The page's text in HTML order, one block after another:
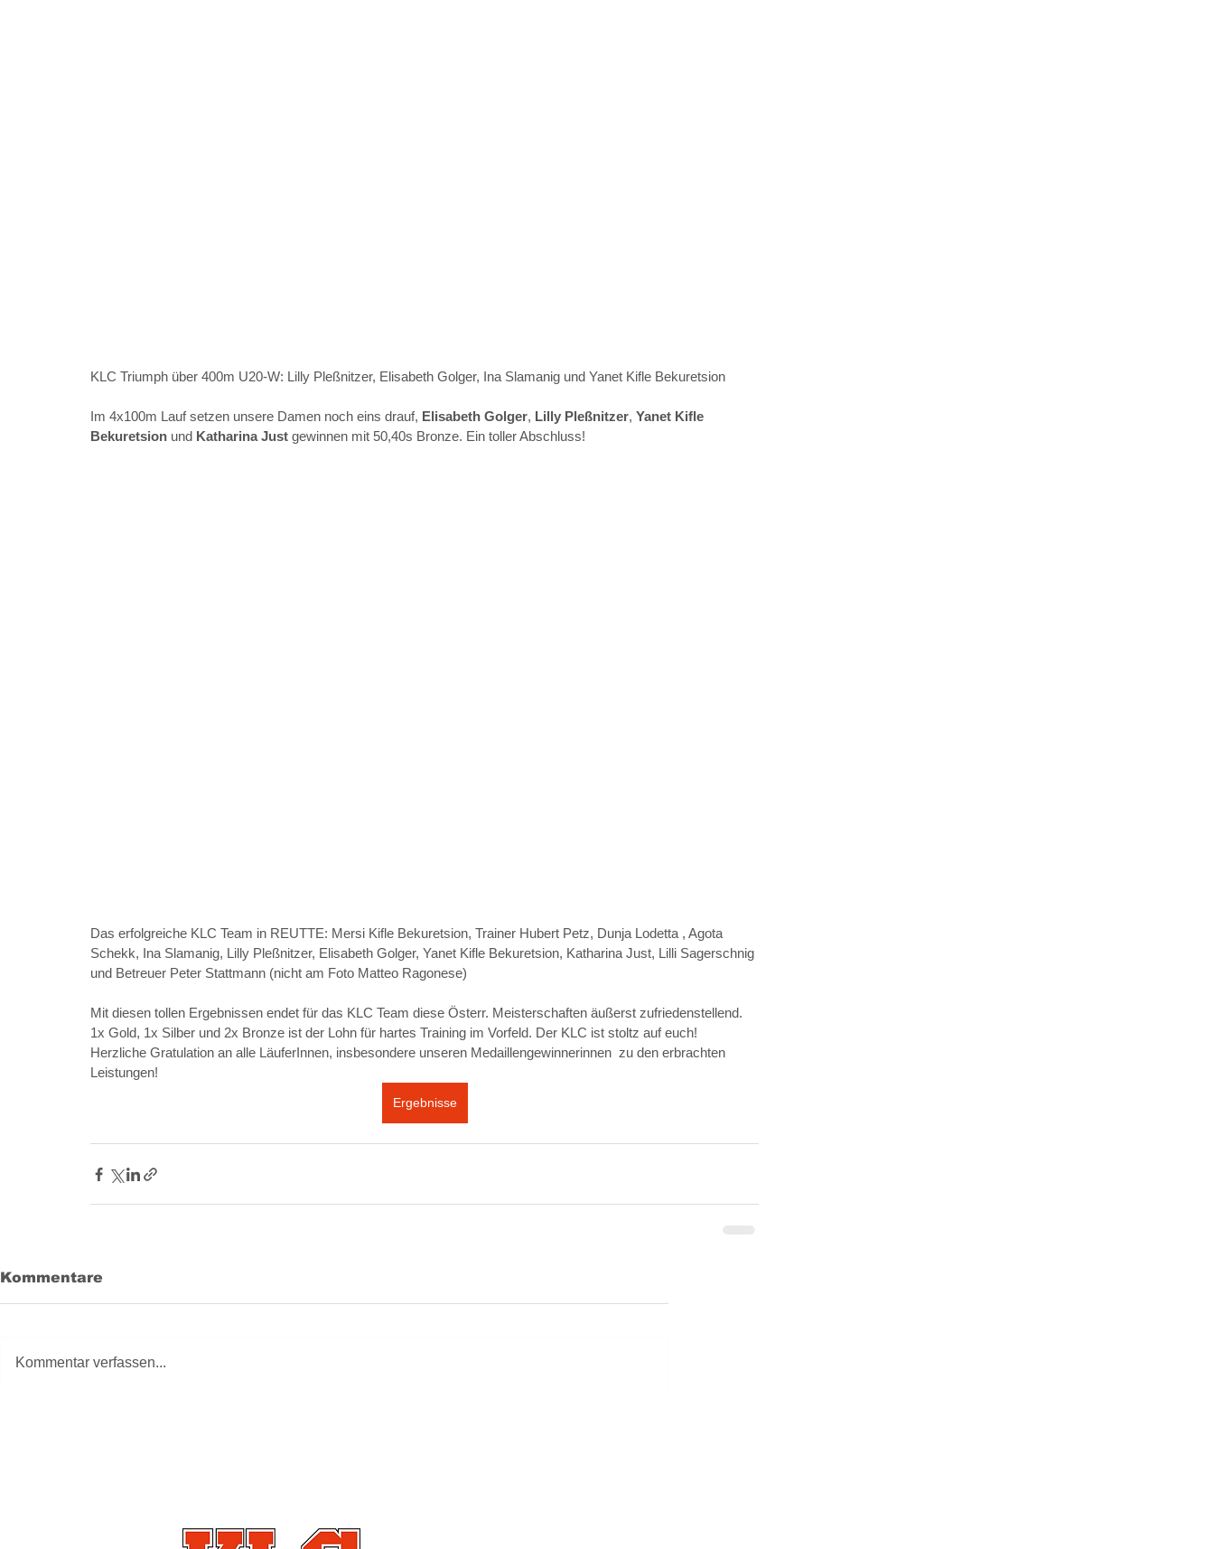
KLC Triumph über 400m U20-W: Lilly Pleßnitzer, Elisabeth Golger, Ina Slamanig und Yanet Kifle Bekuretsion
Im 4x100m Lauf setzen unsere Damen noch eins drauf, Elisabeth Golger, Lilly Pleßnitzer, Yanet Kifle
Bekuretsion und Katharina Just gewinnen mit 50,40s Bronze. Ein toller Abschluss!
Das erfolgreiche KLC Team in REUTTE: Mersi Kifle Bekuretsion, Trainer Hubert Petz, Dunja Lodetta , Agota
Schekk, Ina Slamanig, Lilly Pleßnitzer, Elisabeth Golger, Yanet Kifle Bekuretsion, Katharina Just, Lilli Sagerschnig
und Betreuer Peter Stattmann (nicht am Foto Matteo Ragonese)
Mit diesen tollen Ergebnissen endet für das KLC Team diese Österr. Meisterschaften äußerst zufriedenstellend.
1x Gold, 1x Silber und 2x Bronze ist der Lohn für hartes Training im Vorfeld. Der KLC ist stoltz auf euch!
Herzliche Gratulation an alle LäuferInnen, insbesondere unseren Medaillengewinnerinnen  zu den erbrachten
Leistungen!
Ergebnisse
Kommentare
Kommentar verfassen...